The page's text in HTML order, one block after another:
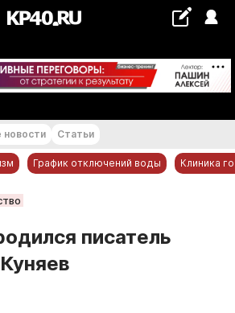
+18...+19 °С
Статьи
График отключений воды Клиника
писатель